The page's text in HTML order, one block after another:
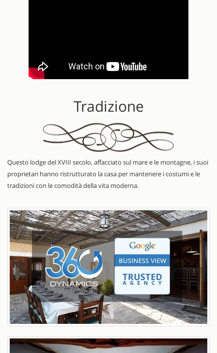
Tradizione
Questo lodge del XVIII secolo, affacciato sul mare e le montagne, i suoi
proprietari hanno ristrutturato la casa per mantenere i costumi e le
tradizioni con le comodità della vita moderna.